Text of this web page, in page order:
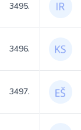
3495.
3496.
3497.